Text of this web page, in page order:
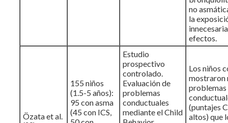
no
la
efectos.
Özata et al.
155 niños
(1.5-5 años):
95 con asma
(45 con ICS,
Estudio
prospectivo
controlado.
Evaluación de
problemas
conductuales
mediante el Child
Los niños
mostraron
problemas
(puntajes
altos) que